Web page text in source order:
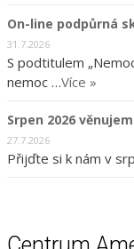
On-line podpůrná
31.7.2026
S podtitulem
nemoc …Více »
Srpen 2026
27.7.2026
Přijďte si k nám v